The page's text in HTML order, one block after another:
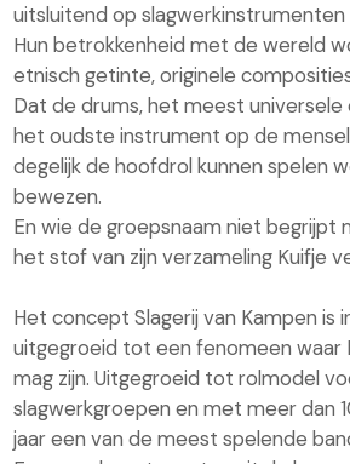
uitsluitend op slagwerkinstrumenten
Hun betrokkenheid met de wereld
etnisch getinte, originele
Dat de drums, het meest universele
het oudste instrument op de
degelijk de hoofdrol kunnen spelen
bewezen.
En wie de groepsnaam niet begrijpt
het stof van zijn verzameling Kuifje
Het concept Slagerij van Kampen is
uitgegroeid tot een fenomeen waar
mag zijn. Uitgegroeid tot rolmodel
slagwerkgroepen en met meer dan
jaar een van de meest spelende